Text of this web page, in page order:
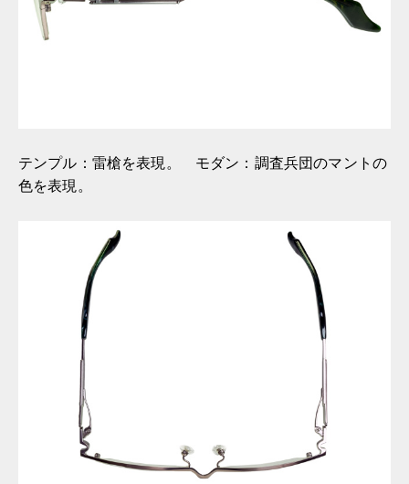
テンプル：雷槍を表現。 モダン：調査兵団のマントの
色を表現。